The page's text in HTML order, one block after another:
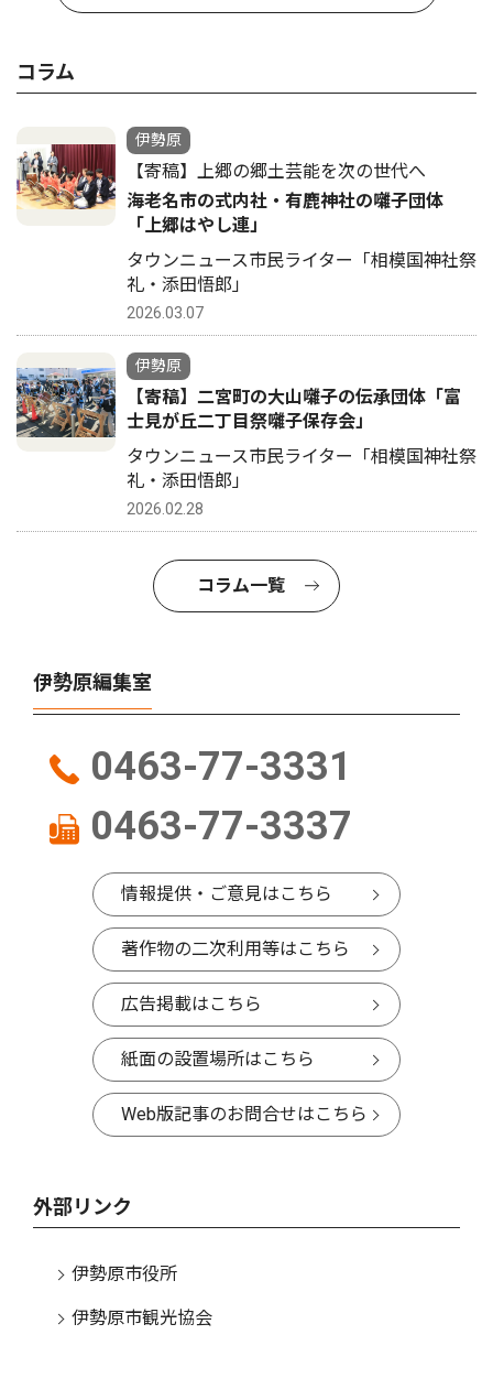
コラム
伊勢原
【寄稿】上郷の郷土芸能を次の世代へ
海老名市の式内社・有鹿神社の囃子団体
「上郷はやし連」
タウンニュース市民ライター「相模国神社祭
礼・添田悟郎」
2026.03.07
伊勢原
【寄稿】二宮町の大山囃子の伝承団体「富
士見が丘二丁目祭囃子保存会」
タウンニュース市民ライター「相模国神社祭
礼・添田悟郎」
2026.02.28
コラム一覧
伊勢原編集室
0463-77-3331
0463-77-3337
情報提供・ご意見はこちら
著作物の二次利用等はこちら
広告掲載はこちら
紙面の設置場所はこちら
Web版記事のお問合せはこちら
外部リンク
伊勢原市役所
伊勢原市観光協会